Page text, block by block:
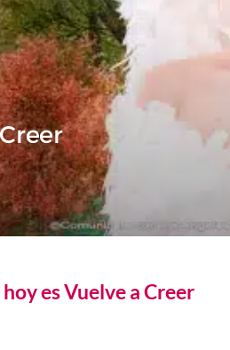
es Vuelve a Creer